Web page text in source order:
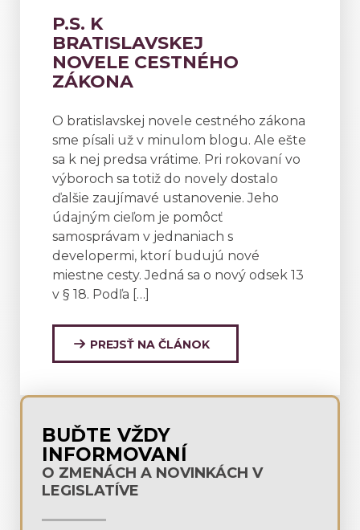
P.S. K
BRATISLAVSKEJ
NOVELE CESTNÉHO
ZÁKONA
O bratislavskej novele cestného zákona
sme písali už v minulom blogu. Ale ešte
sa k nej predsa vrátime. Pri rokovaní vo
výboroch sa totiž do novely dostalo
ďalšie zaujímavé ustanovenie. Jeho
údajným cieľom je pomôcť
samosprávam v jednaniach s
developermi, ktorí budujú nové
miestne cesty. Jedná sa o nový odsek 13
v § 18. Podľa […]
PREJSŤ NA ČLÁNOK
BUĎTE VŽDY
INFORMOVANÍ
O ZMENÁCH A NOVINKÁCH V
LEGISLATÍVE